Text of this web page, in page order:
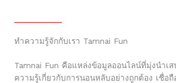
ทำความรู้จักกับเรา Tamnai Fun
Tamnai Fun คือแหล่งข้อมูลออนไลน์ที่มุ่งนำเ
ความรู้เกี่ยวกับการนอนหลับอย่างถูกต้อง เชื่อถื